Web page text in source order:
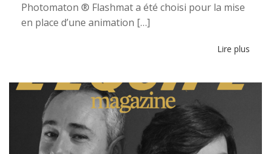
Photomaton ® Flashmat a été choisi pour la mise
en place d’une animation […]
Lire plus